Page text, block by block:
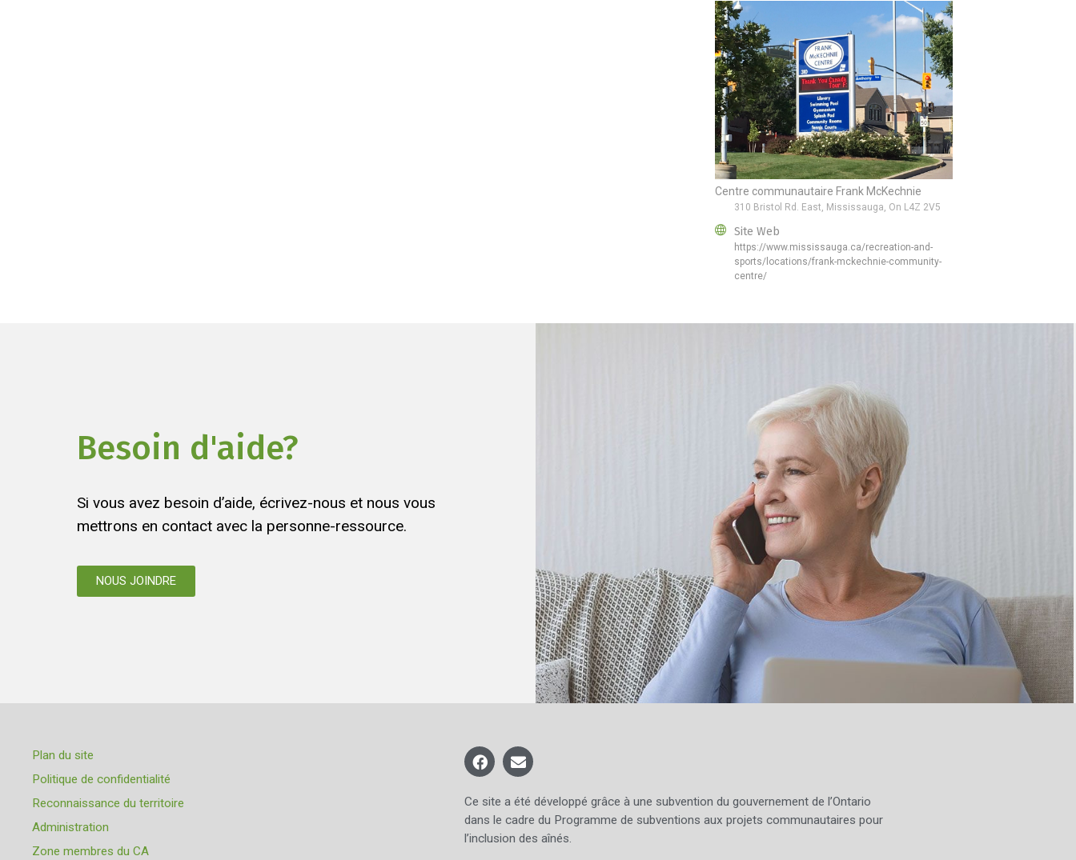
Centre communautaire Frank McKechnie
310 Bristol Rd. East, Mississauga, On L4Z 2V5
Site Web
https://www.mississauga.ca/recreation-and-
sports/locations/frank-mckechnie-community-
centre/
Besoin d'aide?
Si vous avez besoin d’aide, écrivez-nous et nous vous
mettrons en contact avec la personne-ressource.
NOUS JOINDRE
Plan du site
Politique de confidentialité
Reconnaissance du territoire
Administration
Zone membres du CA
Ce site a été développé grâce à une subvention du gouvernement de l’Ontario
dans le cadre du Programme de subventions aux projets communautaires pour
l’inclusion des aînés.